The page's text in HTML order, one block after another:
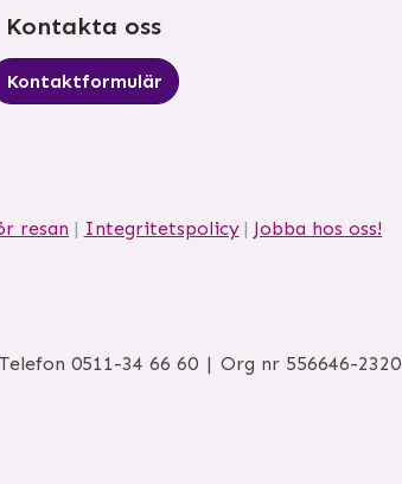
Kontakta oss
Kontaktformulär
resan Integritetspolicy Jobba hos oss!
Telefon0511-34 66 60 Org nr 556646-2320